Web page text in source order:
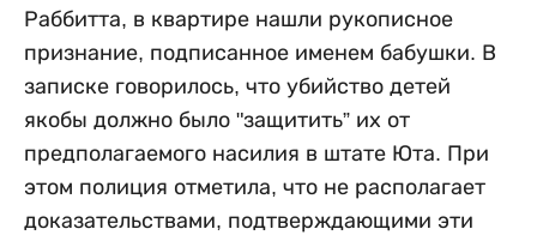
Раббитта, в квартире нашли рукописное
признание, подписанное именем бабушки. В
записке говорилось, что убийство детей
якобы должно было "защитить” их от
предполагаемого насилия в штате Юта. При
этом полиция отметила, что не располагает
доказательствами, подтверждающими эти